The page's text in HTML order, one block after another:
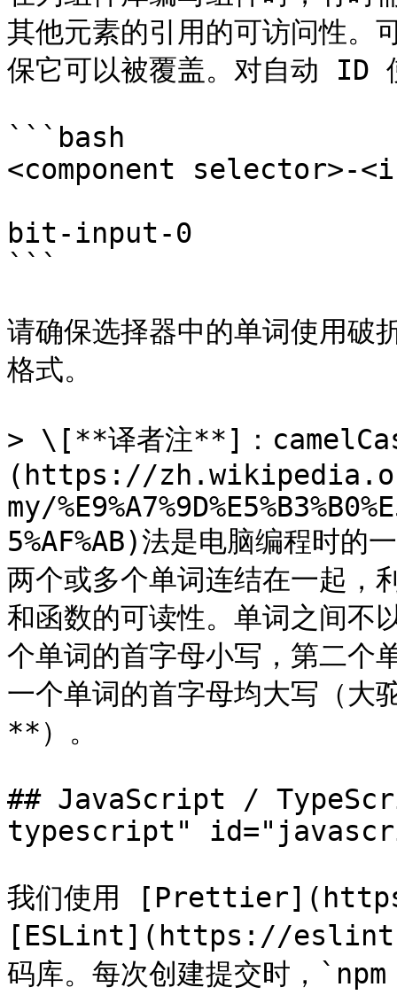
其他元素的引用的可访问性。
保它可以被覆盖。对自动 ID
```bash
<component selector>-
bit-input-0
```
请确保选择器中的单词使用
格式。
> \[**译者注**]：
(https://
my/
5%AF%AB)法是电脑编程时的
两个或多个单词连结在一起，
和函数的可读性。单词之间不
个单词的首字母小写，第二个
一个单词的首字母均大写（
**）。
## JavaScript /
typescript"
我们使用
[ESLint](https://
码库。每次创建提交时，